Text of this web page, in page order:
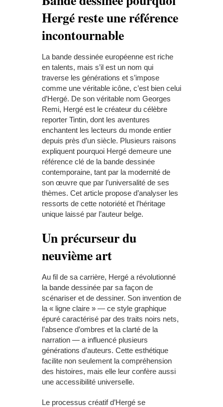
Hergé reste une référence
incontournable
La bande dessinée européenne est riche
en talents, mais s’il est un nom qui
traverse les générations et s’impose
comme une véritable icône, c’est bien celui
d’Hergé. De son véritable nom Georges
Remi, Hergé est le créateur du célèbre
reporter Tintin, dont les aventures
enchantent les lecteurs du monde entier
depuis près d’un siècle. Plusieurs raisons
expliquent pourquoi Hergé demeure une
référence clé de la bande dessinée
contemporaine, tant par la modernité de
son œuvre que par l’universalité de ses
thèmes. Cet article propose d’analyser les
ressorts de cette notoriété et l’héritage
unique laissé par l’auteur belge.
Un précurseur du
neuvième art
Au fil de sa carrière, Hergé a révolutionné
la bande dessinée par sa façon de
scénariser et de dessiner. Son invention de
la « ligne claire » — ce style graphique
épuré caractérisé par des traits noirs nets,
l’absence d’ombres et la clarté de la
narration — a influencé plusieurs
générations d’auteurs. Cette esthétique
facilite non seulement la compréhension
des histoires, mais elle leur confère aussi
une accessibilité universelle.
Le processus créatif d’Hergé se